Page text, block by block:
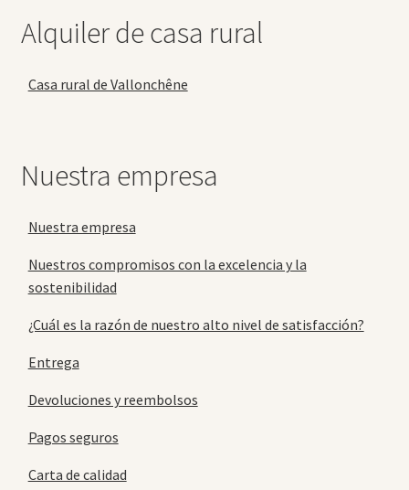
Alquiler de casa rural
Casa rural de Vallonchêne
Nuestra empresa
Nuestra empresa
Nuestros compromisos con la excelencia y la
sostenibilidad
¿Cuál es la razón de nuestro alto nivel de satisfacción?
Entrega
Devoluciones y reembolsos
Pagos seguros
Carta de calidad